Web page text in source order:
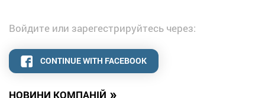
НОВИНИ КОМПАНІЙ »
Войдите или зарегестрируйтесь через:
CONTINUE WITH FACEBOOK